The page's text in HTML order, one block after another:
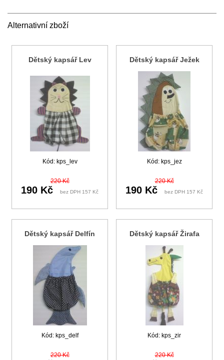
Alternativní zboží
Dětský kapsář Lev
Kód: kps_lev
220 Kč
190 Kč bez DPH 157 Kč
Dětský kapsář Ježek
Kód: kps_jez
220 Kč
190 Kč bez DPH 157 Kč
Dětský kapsář Delfín
Kód: kps_delf
220 Kč
Dětský kapsář Žirafa
Kód: kps_zir
220 Kč